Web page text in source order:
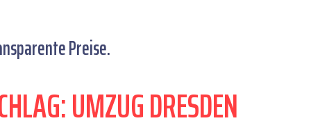
Preise.
UMZUG DRESDEN